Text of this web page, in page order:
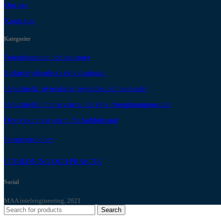
Om oss
Kontakter
Kategorier
Potentiometrar och sensorer
Elektrohydrauliska drivlösningar
Industriella styrenheter, joysticks och konsoler
Industriella bromssystem och driv-/stoppkomponenter
Övervakningssystem för bultförband
Integritetspolicy
UTBILDNING OCH PRAKTIK
Social
MAA intelengineering, 2021
Search